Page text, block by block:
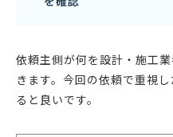
依頼主側が何を設計・施工
きます。今回の依頼で重視
ると良いです。